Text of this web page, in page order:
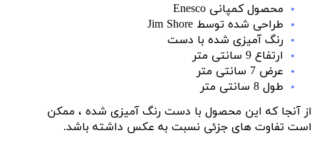
محصول کمپانی Enesco
طراحی شده توسط Jim Shore
رنگ آمیزی شده با دست
ارتفاع 9 سانتی متر
عرض 7 سانتی متر
طول 8 سانتی متر
از آنجا که این محصول با دست رنگ آمیزی شده ، ممکن
است تفاوت های جزئی نسبت به عکس داشته باشد.